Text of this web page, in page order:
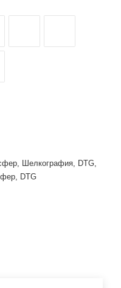
Шелкография, DTG,
DTG